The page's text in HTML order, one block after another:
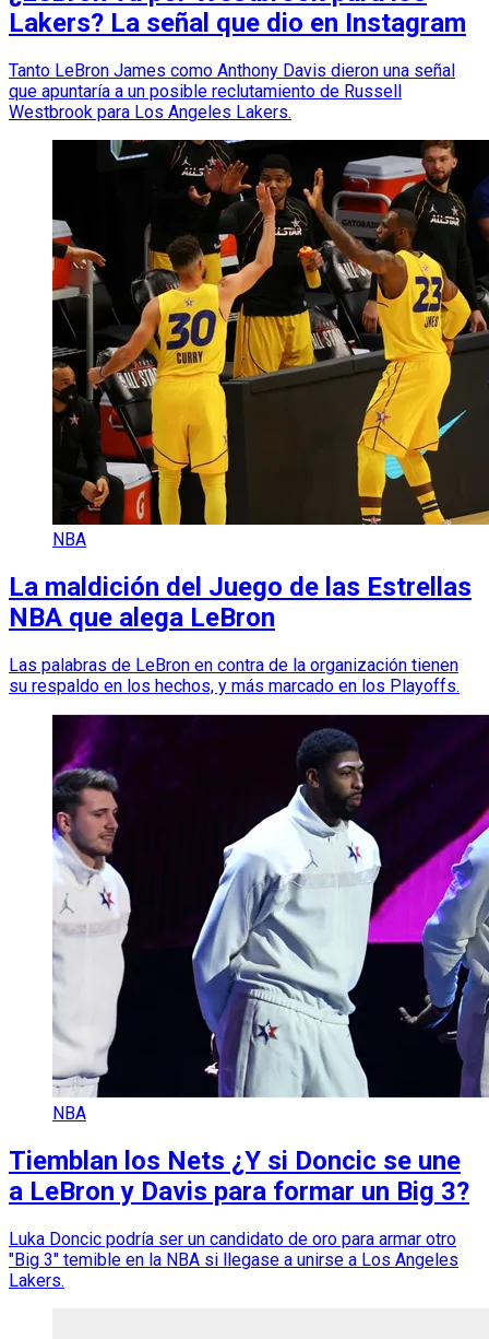
Lakers? La señal que dio en Instagram
Tanto LeBron James como Anthony Davis dieron una señal
que apuntaría a un posible reclutamiento de Russell
Westbrook para Los Angeles Lakers.
NBA
La maldición del Juego de las Estrellas
NBA que alega LeBron
Las palabras de LeBron en contra de la organización tienen
su respaldo en los hechos, y más marcado en los Playoffs.
NBA
Tiemblan los Nets ¿Y si Doncic se une
a LeBron y Davis para formar un Big 3?
Luka Doncic podría ser un candidato de oro para armar otro
"Big 3" temible en la NBA si llegase a unirse a Los Angeles
Lakers.